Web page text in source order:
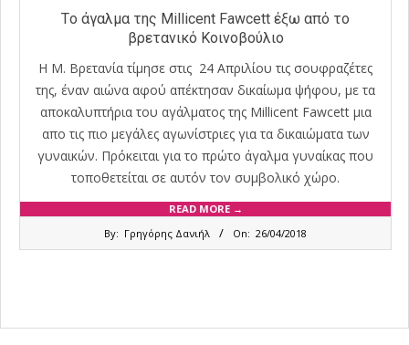
Tο άγαλμα της Millicent Fawcett έξω από το
βρετανικό Κοινοβούλιο
Η Μ. Βρετανία τίμησε στις 24 Απριλίου τις σουφραζέτες
της, έναν αιώνα αφού απέκτησαν δικαίωμα ψήφου, με τα
αποκαλυπτήρια του αγάλματος της Millicent Fawcett μια
απο τις πιο μεγάλες αγωνίστριες για τα δικαιώματα των
γυναικών. Πρόκειται για το πρώτο άγαλμα γυναίκας που
τοποθετείται σε αυτόν τον συμβολικό χώρο.
READ MORE →
By: Γρηγόρης Δανιήλ On: 26/04/2018